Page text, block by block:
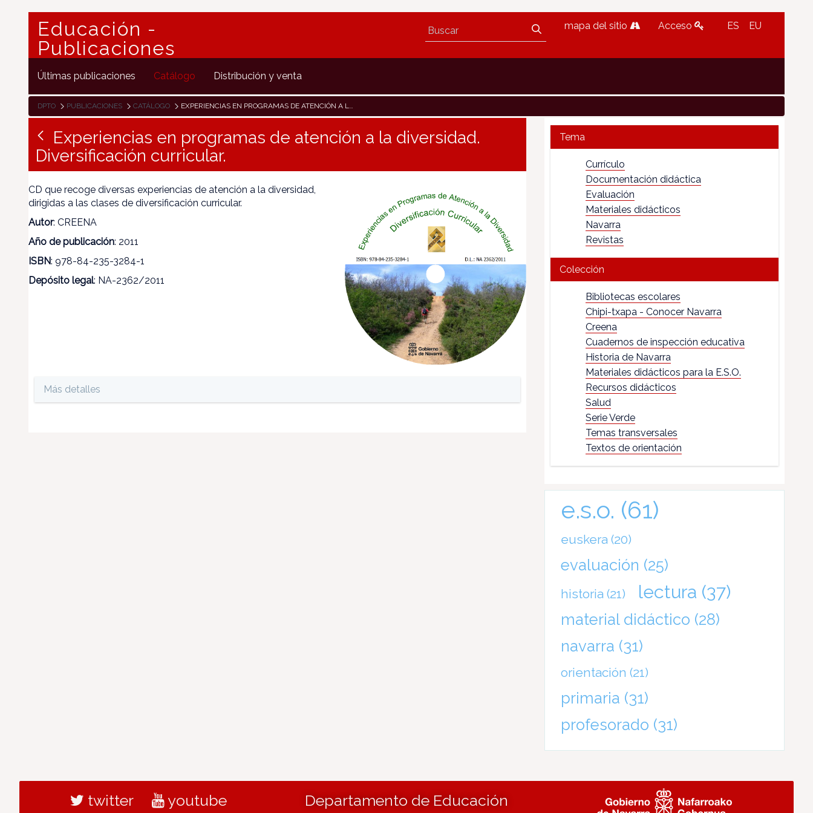
Educación -
Publicaciones
mapa del sitio Acceso ES EU
Últimas publicaciones Catálogo Distribución y venta
DPTO PUBLICACIONES CATÁLOGO EXPERIENCIAS EN PROGRAMAS DE ATENCIÓN A LA DIVERSIDAD. DIVERSIFICACIÓN CURRICULAR.
Experiencias en programas de atención a la diversidad.
Diversificación curricular.
CD que recoge diversas experiencias de atención a la diversidad,
dirigidas a las clases de diversificación curricular.
Autor: CREENA
Año de publicación: 2011
ISBN: 978-84-235-3284-1
Depósito legal: NA-2362/2011
Más detalles
Tema
Currículo
Documentación didáctica
Evaluación
Materiales didácticos
Navarra
Revistas
Colección
Bibliotecas escolares
Chipi-txapa - Conocer Navarra
Creena
Cuadernos de inspección educativa
Historia de Navarra
Materiales didácticos para la E.S.O.
Recursos didácticos
Salud
Serie Verde
Temas transversales
Textos de orientación
e.s.o. (61)
euskera (20)
evaluación (25)
historia (21) lectura (37)
material didáctico (28)
navarra (31)
orientación (21)
primaria (31)
profesorado (31)
twitter youtube Departamento de Educación